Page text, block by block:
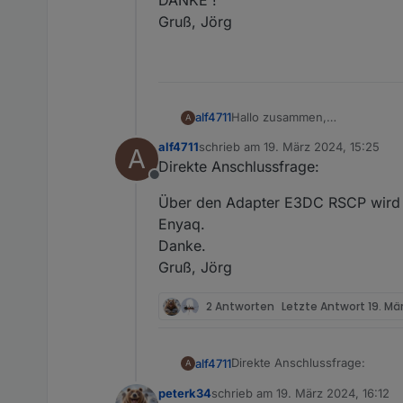
Gruß, Jörg
A alf4711Hallo zusammen,
a. das Auto mit der Wallbox
b. ob das Auto geladen wird
Gruß, Jörg
A
Offline
alf4711schrieb am 19. März 2024, 15:25
zuletzt editiert von
Direkte Anschlussfrage:
Über den Adapter E3DC RSCP
Enyaq.
Danke.
Gruß, Jörg
2 Antworten Letzte Antwort 19.
A alf4711Direkte Anschlussfrage:
Über den Adapter E3DC
peterk34schrieb am 19. März 2024, 16:12